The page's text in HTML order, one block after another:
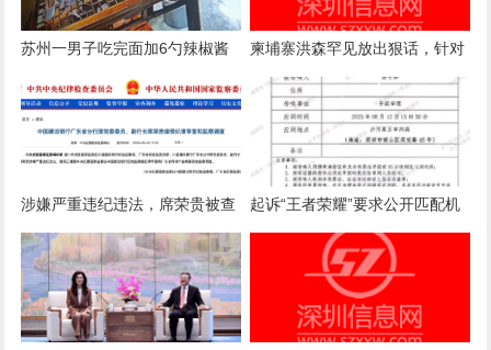
苏州一男子吃完面加6勺辣椒酱
被店主曝光，店主回应：气愤，
曝光的本意是希望不要浪费
柬埔寨洪森罕见放出狠话，针对
国内电诈产业下达终极清剿指
令，要求彻查涉案官员
涉嫌严重违纪违法，席荣贵被查
起诉“王者荣耀”要求公开匹配机
制案一审诉求被驳回，法院：属
商业秘密，公开或导致被滥用